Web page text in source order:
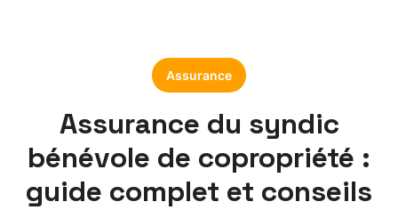
Assurance
Assurance du syndic
bénévole de copropriété :
guide complet et conseils